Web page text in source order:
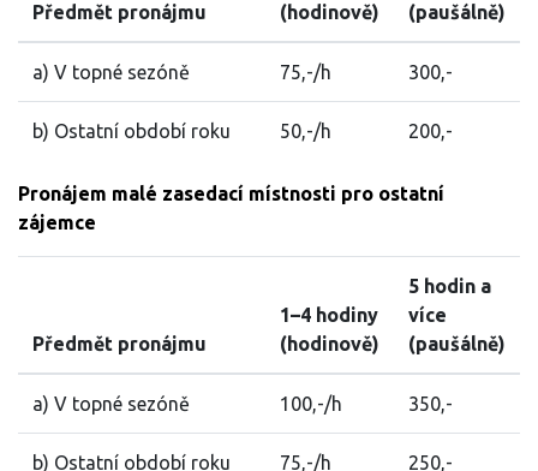
Předmět pronájmu
(hodinově)
(paušálně)
a) V topné sezóně 75,-/h 300,-
b) Ostatní období roku 50,-/h 200,-
Pronájem malé zasedací místnosti pro ostatní
zájemce
Předmět pronájmu
1–4 hodiny
(hodinově)
5 hodin a
více
(paušálně)
a) V topné sezóně 100,-/h 350,-
b) Ostatní období roku 75,-/h 250,-